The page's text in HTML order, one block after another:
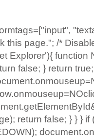
this page."; /*
Explorer'){ function
false; } return
return false; } } } if